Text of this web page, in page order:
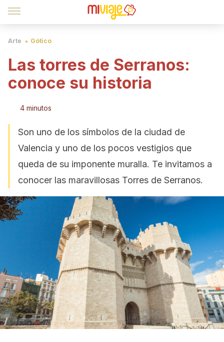
Arte Gótico
Las torres de Serranos:
conoce su historia
4 minutos
Son uno de los símbolos de la ciudad de
Valencia y uno de los pocos vestigios que
queda de su imponente muralla. Te invitamos a
conocer las maravillosas Torres de Serranos.